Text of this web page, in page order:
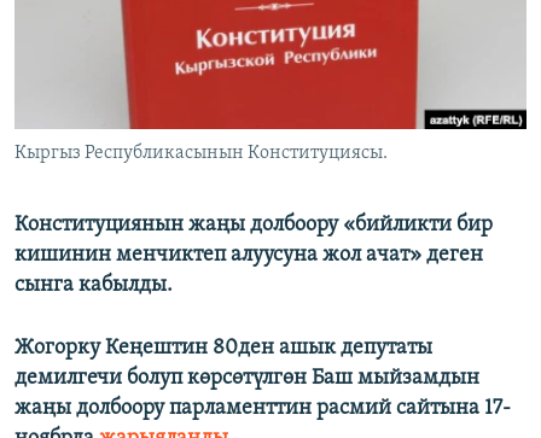
ЭЕ/АРнун бардык сайттары
Кыргыз Республикасынын Конституциясы.
Конституциянын жаңы долбоору «бийликти бир
кишинин менчиктеп алуусуна жол ачат» деген
сынга кабылды.
Жогорку Кеңештин 80ден ашык депутаты
демилгечи болуп көрсөтүлгөн Баш мыйзамдын
жаңы долбоору парламенттин расмий сайтына 17-